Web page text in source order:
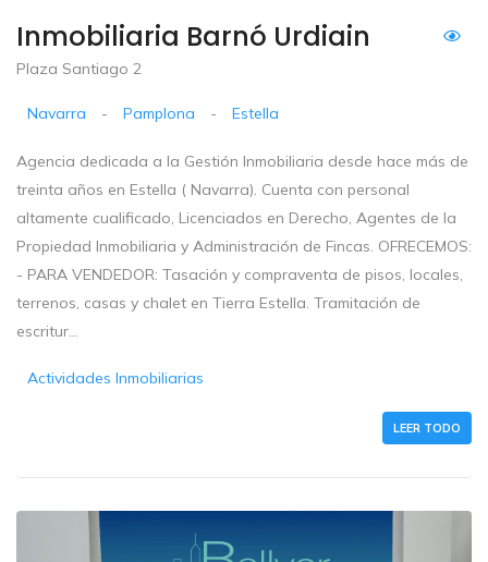
Inmobiliaria Barnó Urdiain
Plaza Santiago 2
Navarra - Pamplona - Estella
Agencia dedicada a la Gestión Inmobiliaria desde hace más de
treinta años en Estella ( Navarra). Cuenta con personal
altamente cualificado, Licenciados en Derecho, Agentes de la
Propiedad Inmobiliaria y Administración de Fincas. OFRECEMOS:
- PARA VENDEDOR: Tasación y compraventa de pisos, locales,
terrenos, casas y chalet en Tierra Estella. Tramitación de
escritur...
Actividades Inmobiliarias
LEER TODO